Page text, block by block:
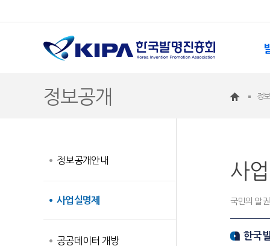
정보공개 정
정보공개안내
사업실명제
공공데이터 개방
사
국민의 알
한국